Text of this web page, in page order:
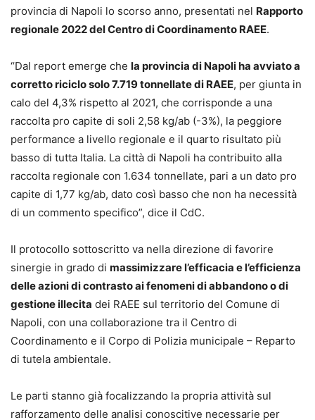
provincia di Napoli lo scorso anno, presentati nel Rapporto
regionale 2022 del Centro di Coordinamento RAEE.
“Dal report emerge che la provincia di Napoli ha avviato a
corretto riciclo solo 7.719 tonnellate di RAEE, per giunta in
calo del 4,3% rispetto al 2021, che corrisponde a una
raccolta pro capite di soli 2,58 kg/ab (-3%), la peggiore
performance a livello regionale e il quarto risultato più
basso di tutta Italia. La città di Napoli ha contribuito alla
raccolta regionale con 1.634 tonnellate, pari a un dato pro
capite di 1,77 kg/ab, dato così basso che non ha necessità
di un commento specifico”, dice il CdC.
Il protocollo sottoscritto va nella direzione di favorire
sinergie in grado di massimizzare l’efficacia e l’efficienza
delle azioni di contrasto ai fenomeni di abbandono o di
gestione illecita dei RAEE sul territorio del Comune di
Napoli, con una collaborazione tra il Centro di
Coordinamento e il Corpo di Polizia municipale – Reparto
di tutela ambientale.
Le parti stanno già focalizzando la propria attività sul
rafforzamento delle analisi conoscitive necessarie per